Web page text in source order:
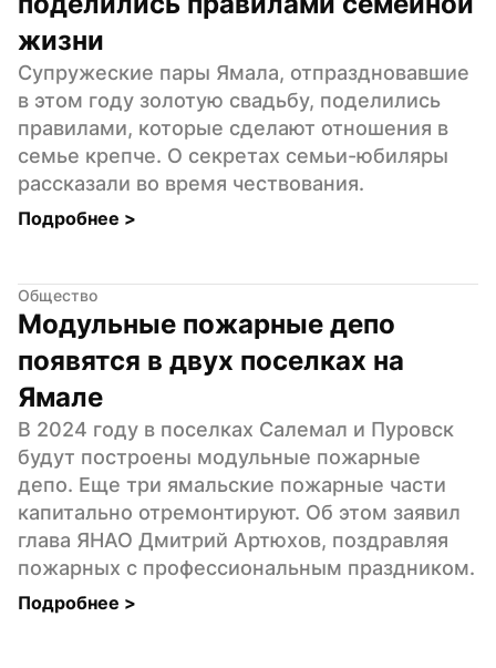
жизни
Супружеские пары Ямала, отпраздновавшие
в этом году золотую свадьбу, поделились
правилами, которые сделают отношения в
семье крепче. О секретах семьи-юбиляры
рассказали во время чествования.
Подробнее >
Общество
Модульные пожарные депо
появятся в двух поселках на
Ямале
В 2024 году в поселках Салемал и Пуровск
будут построены модульные пожарные
депо. Еще три ямальские пожарные части
капитально отремонтируют. Об этом заявил
глава ЯНАО Дмитрий Артюхов, поздравляя
пожарных с профессиональным праздником.
Подробнее >